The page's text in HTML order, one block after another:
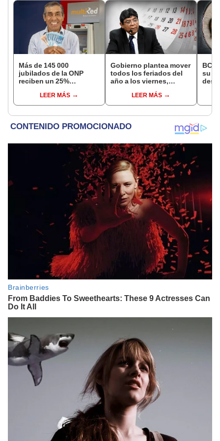
Más de 145 000
jubilados de la ONP
reciben un 25%
en agostoLEER MÁS
Gobierno plantea mover
todos los feriados del
año a los viernes,
Navidad y Año Nuevo
LEER MÁS
BCR
su